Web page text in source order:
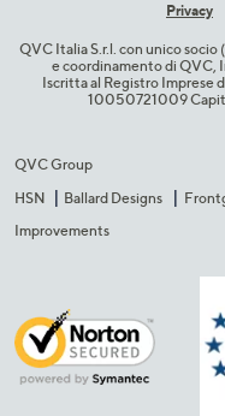
Privacy
QVC Italia S.r.l. con unico
e coordinamento di QVC,
Iscritta al Registro Imprese
10050721009
QVC Group
HSN
Ballard Designs
Improvements